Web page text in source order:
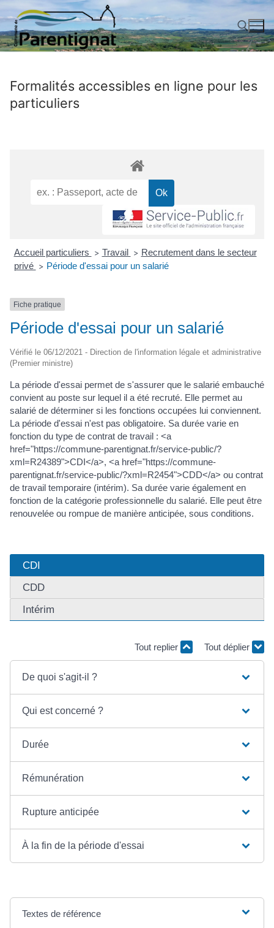
Aller
contenu
Formalités accessibles en ligne pour les
particuliers
Accueil particuliers > Travail > Recrutement dans le secteur
privé > Période d'essai pour un salarié
Fiche pratique
Période d'essai pour un salarié
Vérifié le 06/12/2021 - Direction de l'information légale et administrative
(Premier ministre)
La période d'essai permet de s'assurer que le salarié embauché
convient au poste sur lequel il a été recruté. Elle permet au
salarié de déterminer si les fonctions occupées lui conviennent.
La période d'essai n'est pas obligatoire. Sa durée varie en
fonction du type de contrat de travail : <a
href="https://commune-parentignat.fr/service-public/?
xml=R24389">CDI</a>, <a href="https://commune-
parentignat.fr/service-public/?xml=R2454">CDD</a> ou contrat
de travail temporaire (intérim). Sa durée varie également en
fonction de la catégorie professionnelle du salarié. Elle peut être
renouvelée ou rompue de manière anticipée, sous conditions.
CDI
CDD
Intérim
Tout replier Tout déplier
De quoi s'agit-il ?
Qui est concerné ?
Durée
Rémunération
Rupture anticipée
À la fin de la période d'essai
Textes de référence